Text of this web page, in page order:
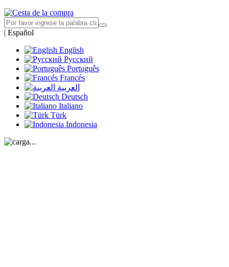
| Español
English
Русский
Português
Francés
العربية
Deutsch
Italiano
Türk
Indonesia